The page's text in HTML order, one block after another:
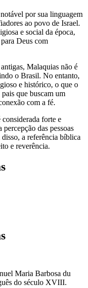
por sua linguagem
ao povo de Israel.
e social da época,
Deus com
Malaquias não é
o Brasil. No entanto,
e histórico, o que o
que buscam um
com a fé.
forte e
das pessoas
a referência bíblica
e reverência.
Maria Barbosa du
do século XVIII.